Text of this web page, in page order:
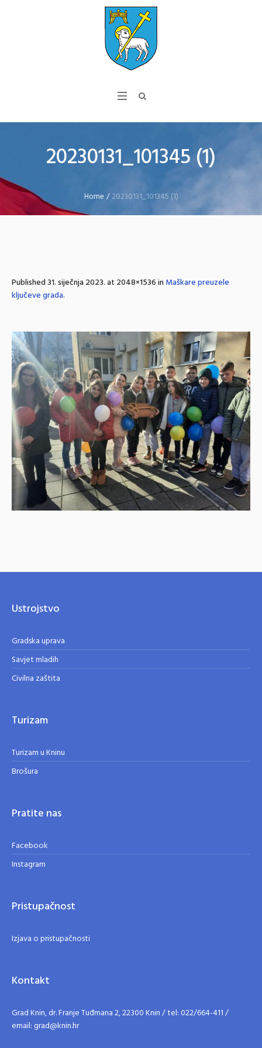
20230131_101345 (1)
Home /20230131_101345 (1)
Published31. siječnja 2023.at 2048×1536 inMaškare preuzele
ključeve grada.
Ustrojstvo
Gradska uprava
Savjet mladih
Civilna zaštita
Turizam
Turizam u Kninu
Brošura
Pratite nas
Facebook
Instagram
Pristupačnost
Izjava o pristupačnosti
Kontakt
Grad Knin, dr. Franje Tuđmana 2, 22300 Knin / tel: 022/664-411 /
email: grad@knin.hr